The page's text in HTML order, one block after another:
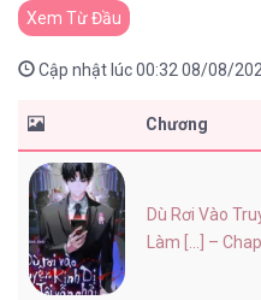
Xem Từ Đầu
Cập nhật lúc 00:32 08/08/
Chương
Dù Rơi Vào
Làm [...] –